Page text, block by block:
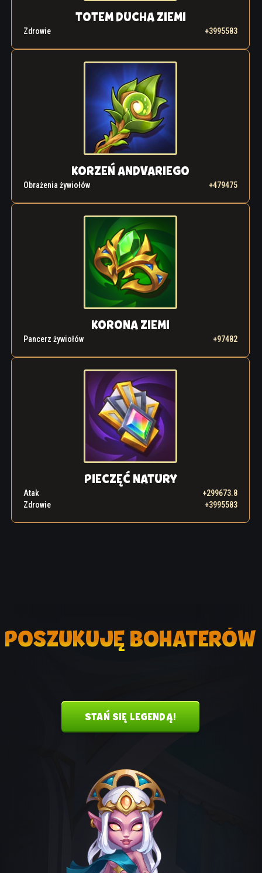
TOTEM DUCHA ZIEMI
Zdrowie +3995583
KORZEŃ ANDVARIEGO
Obrażenia żywiołów +479475
KORONA ZIEMI
Pancerz żywiołów +97482
PIECZĘĆ NATURY
Atak
+299673.8
Zdrowie
+3995583
POSZUKUJĘ BOHATERÓW
STAŃ SIĘ LEGENDĄ!